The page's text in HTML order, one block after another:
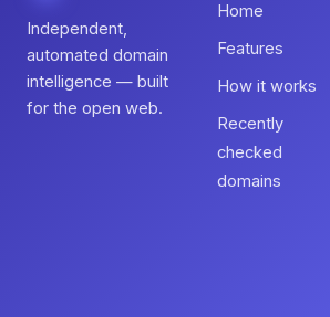
Independent,
automated domain
intelligence — built
for the open web.
Home
Features
How it works
Recently
checked
domains